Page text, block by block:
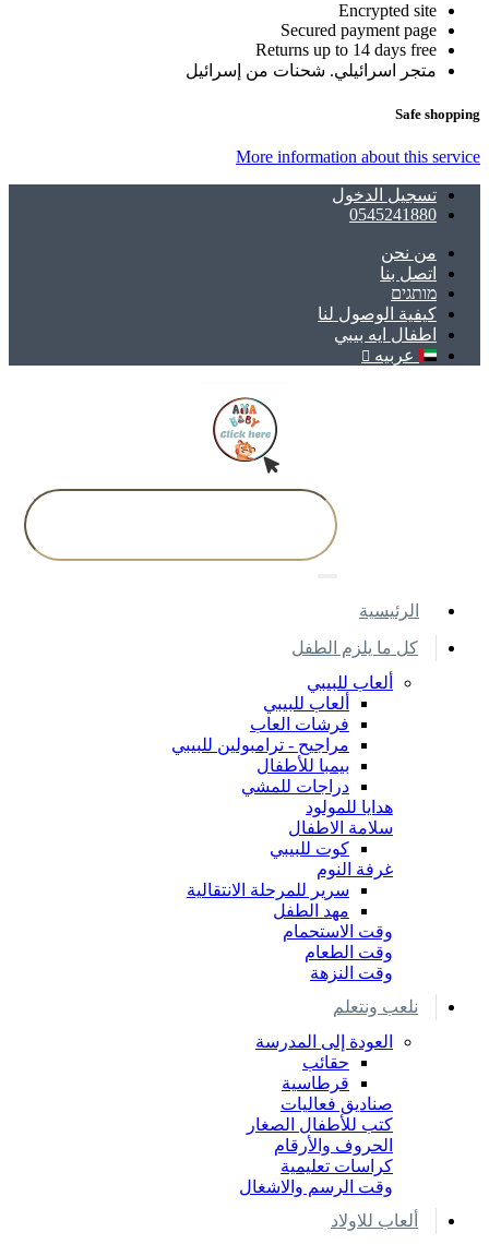
Encrypted site
Secured payment page
Returns up to 14 days free
متجر اسرائيلي. شحنات من إسرائيل
Safe shopping
More information about this service
تسجيل الدخول
0545241880
ﻣﻦ ﻧﺤﻦ
اتصل بنا
מותגים
كيفية الوصول لنا
اطفال ايه بيبي
عربيه
اﻟﺮﺋﻴﺴﻴﺔ
كل ما يلزم الطفل
ألعاب للبيبي
ألعاب للبيبي
فرشات العاب
مراجيح - ترامبولين للبيبي
بيمبا للأطفال
دراجات للمشي
هدايا للمولود
سلامة الاطفال
كوت للبيبي
غرفة النوم
سرير للمرحلة الانتقالية
مهد الطفل
وقت الاستحمام
وقت الطعام
وقت النزهة
نلعب ونتعلم
العودة إلى المدرسة
حقائب
قرطاسية
صناديق فعاليات
كتب للأطفال الصغار
الحروف والأرقام
كراسات تعليمية
وقت الرسم والاشغال
ألعاب للاولاد